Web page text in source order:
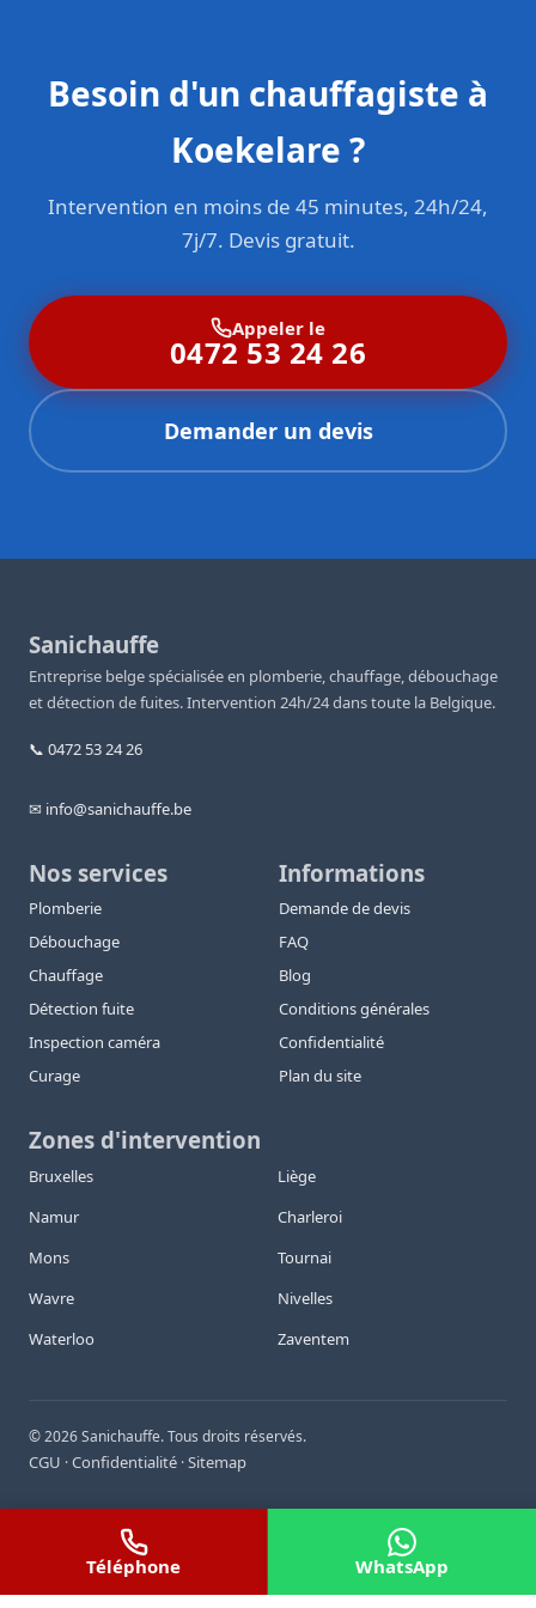
Besoin d'un chauffagiste à
Koekelare ?
Intervention en moins de 45 minutes, 24h/24,
7j/7. Devis gratuit.
Appeler le
0472 53 24 26
Demander un devis
Sanichauffe
Entreprise belge spécialisée en plomberie, chauffage, débouchage
et détection de fuites. Intervention 24h/24 dans toute la Belgique.
📞 0472 53 24 26
✉ info@sanichauffe.be
Nos services
Plomberie
Débouchage
Chauffage
Détection fuite
Inspection caméra
Curage
Informations
Demande de devis
FAQ
Blog
Conditions générales
Confidentialité
Plan du site
Zones d'intervention
Bruxelles
Liège
Namur
Charleroi
Mons
Tournai
Wavre
Nivelles
Waterloo
Zaventem
©2026Sanichauffe. Tous droits réservés.
CGU ·Confidentialité ·Sitemap